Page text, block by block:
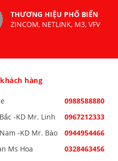
THƯƠNG HIỆU PHỔ BIẾN
ZINCOM, NETLINK, M3, VFV
hàng
0988588880
-KD Mr. Linh
0967212333
-KD Mr. Bảo
0944954466
Ms Hoa
0328463456